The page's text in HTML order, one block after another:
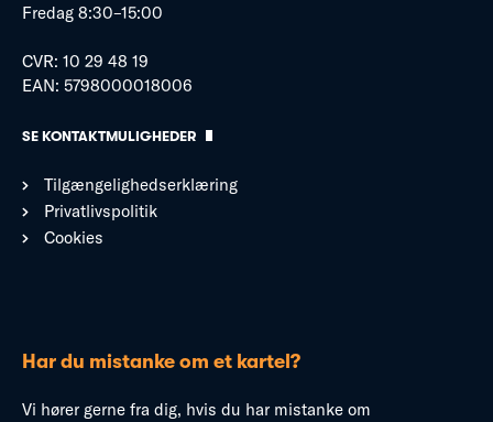
Fredag 8:30–15:00
CVR: 10 29 48 19
EAN: 5798000018006
SE KONTAKTMULIGHEDER
Tilgængelighedserklæring
Privatlivspolitik
Cookies
Har du mistanke om et kartel?
Vi hører gerne fra dig, hvis du har mistanke om